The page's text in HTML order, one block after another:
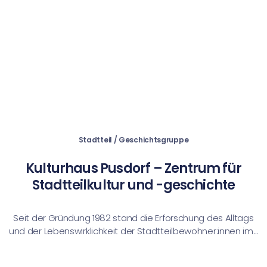
Stadtteil / Geschichtsgruppe
Kulturhaus Pusdorf – Zentrum für
Stadtteilkultur und -geschichte
Seit der Gründung 1982 stand die Erforschung des Alltags
und der Lebenswirklichkeit der Stadtteilbewohner:innen im...